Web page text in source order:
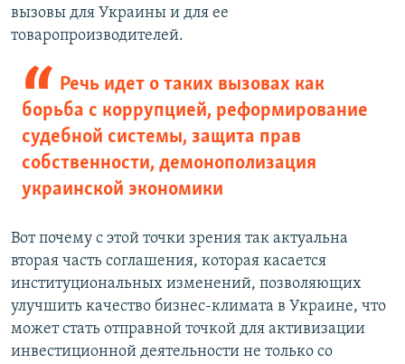
вызовы для Украины и для ее
товаропроизводителей.
Речь идет о таких вызовах как
борьба с коррупцией, реформирование
судебной системы, защита прав
собственности, демонополизация
украинской экономики
Вот почему с этой точки зрения так актуальна
вторая часть соглашения, которая касается
институциональных изменений, позволяющих
улучшить качество бизнес-климата в Украине, что
может стать отправной точкой для активизации
инвестиционной деятельности не только со